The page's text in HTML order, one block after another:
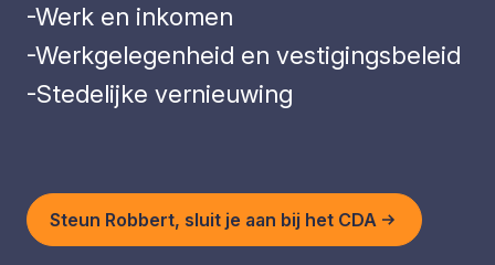
-Werk en inkomen
-Werkgelegenheid en vestigingsbeleid
-Stedelijke vernieuwing
Steun Robbert, sluit je aan bij het CDA